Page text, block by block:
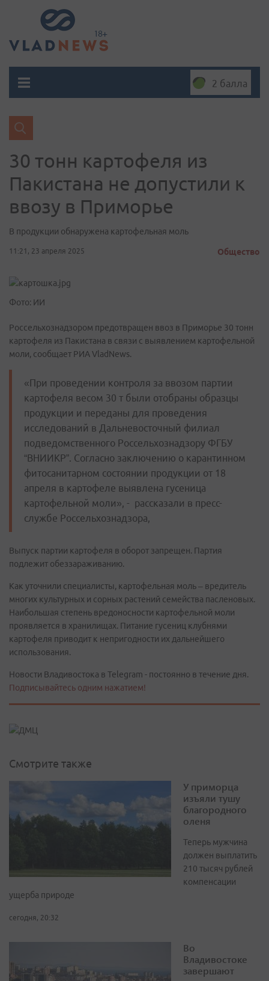
2 балла
30 тонн картофеля из
Пакистана не допустили к
ввозу в Приморье
В продукции обнаружена картофельная моль
11:21, 23 апреля 2025 Общество
Фото: ИИ
Россельхознадзором предотвращен ввоз в Приморье 30 тонн
картофеля из Пакистана в связи с выявлением картофельной
моли, сообщает РИА VladNews.
«При проведении контроля за ввозом партии
картофеля весом 30 т были отобраны образцы
продукции и переданы для проведения
исследований в Дальневосточный филиал
подведомственного Россельхознадзору ФГБУ
“ВНИИКР”. Согласно заключению о карантинном
фитосанитарном состоянии продукции от 18
апреля в картофеле выявлена гусеница
картофельной моли», - рассказали в пресс-
службе Россельхознадзора,
Выпуск партии картофеля в оборот запрещен. Партия
подлежит обеззараживанию.
Как уточнили специалисты, картофельная моль – вредитель
многих культурных и сорных растений семейства пасленовых.
Наибольшая степень вредоносности картофельной моли
проявляется в хранилищах. Питание гусениц клубнями
картофеля приводит к непригодности их дальнейшего
использования.
Новости Владивостока в Telegram - постоянно в течение дня.
Подписывайтесь одним нажатием!
Смотрите также
У приморца
изъяли тушу
благородного
оленя
Теперь мужчина
должен выплатить
210 тысяч рублей
компенсации
ущерба природе
сегодня, 20:32
Во
Владивостоке
завершают